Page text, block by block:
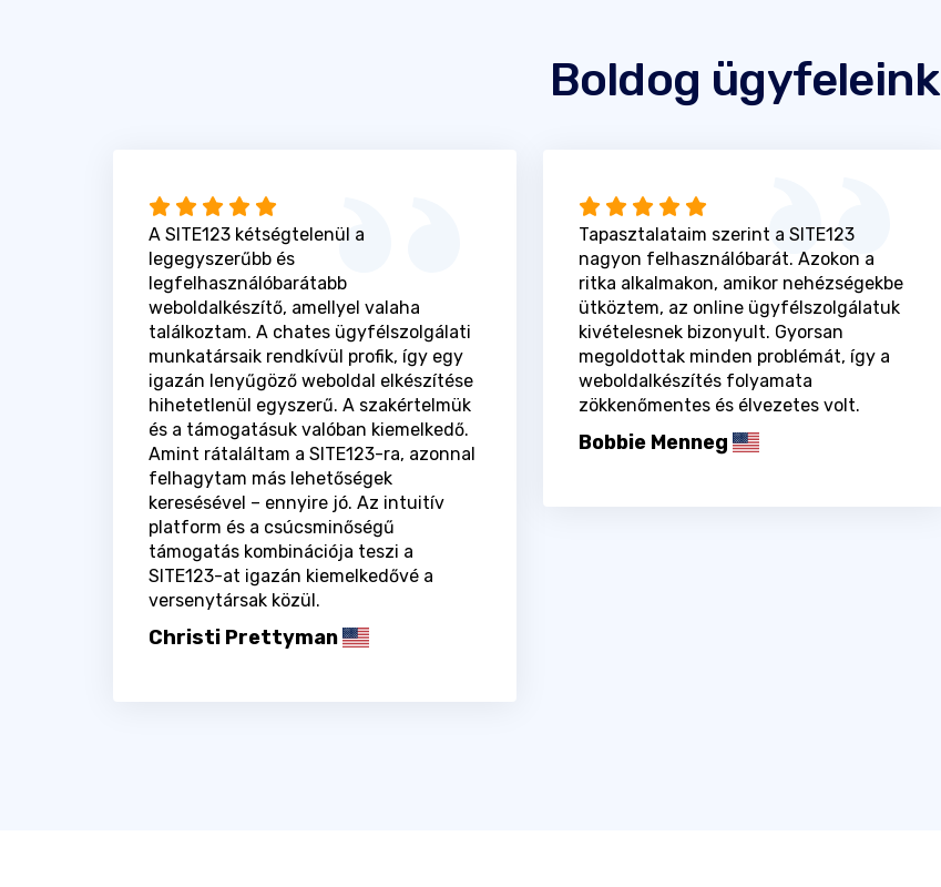
Boldog ügyfeleink
A SITE123 kétségtelenül a
legegyszerűbb és
legfelhasználóbarátabb
weboldalkészítő, amellyel valaha
találkoztam. A chates ügyfélszolgálati
munkatársaik rendkívül profik, így egy
igazán lenyűgöző weboldal elkészítése
hihetetlenül egyszerű. A szakértelmük
és a támogatásuk valóban kiemelkedő.
Amint rátaláltam a SITE123-ra, azonnal
felhagytam más lehetőségek
keresésével – ennyire jó. Az intuitív
platform és a csúcsminőségű
támogatás kombinációja teszi a
SITE123-at igazán kiemelkedővé a
versenytársak közül.
Christi Prettyman
Tapasztalataim szerint a SITE123
nagyon felhasználóbarát. Azokon a
ritka alkalmakon, amikor nehézségekbe
ütköztem, az online ügyfélszolgálatuk
kivételesnek bizonyult. Gyorsan
megoldottak minden problémát, így a
weboldalkészítés folyamata
zökkenőmentes és élvezetes volt.
Bobbie Menneg